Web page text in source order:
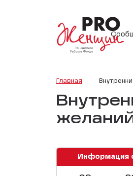
Главная
Информация